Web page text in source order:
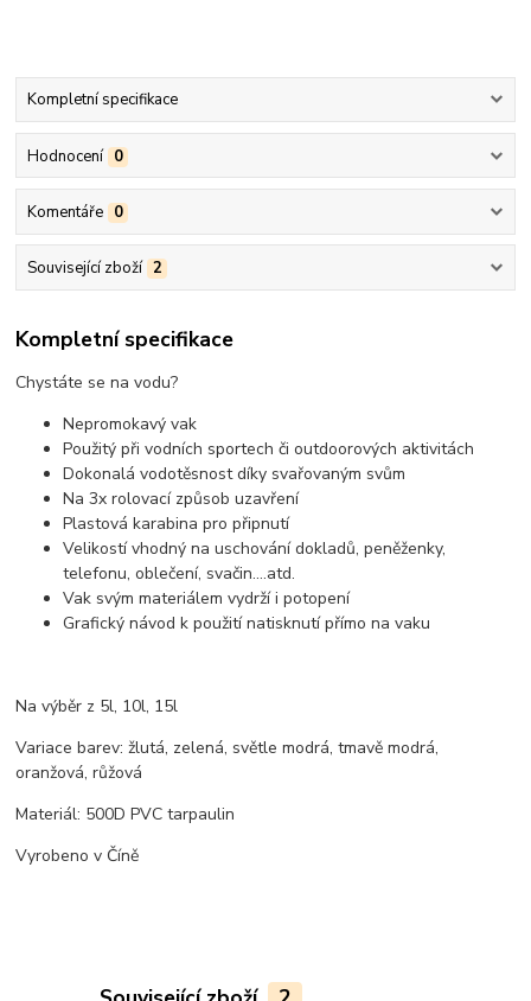
Kompletní specifikace
Hodnocení 0
Komentáře 0
Související zboží 2
Kompletní specifikace
Chystáte se na vodu?
Nepromokavý vak
Použitý při vodních sportech či outdoorových aktivitách
Dokonalá vodotěsnost díky svařovaným svům
Na 3x rolovací způsob uzavření
Plastová karabina pro připnutí
Velikostí vhodný na uschování dokladů, peněženky,
telefonu, oblečení, svačin....atd.
Vak svým materiálem vydrží i potopení
Grafický návod k použití natisknutí přímo na vaku
Na výběr z 5l, 10l, 15l
Variace barev: žlutá, zelená, světle modrá, tmavě modrá,
oranžová, růžová
Materiál: 500D PVC tarpaulin
Vyrobeno v Číně